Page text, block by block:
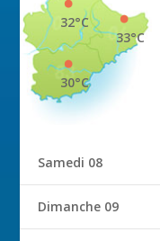
33°C
32°C
30°C
Samedi 08
Dimanche 09